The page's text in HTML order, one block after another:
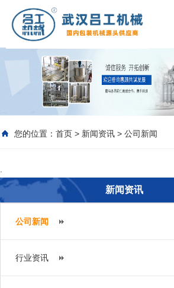
您的位置： 首页 > 新闻资讯 > 公司新闻
新闻资讯
公司新闻
行业资讯